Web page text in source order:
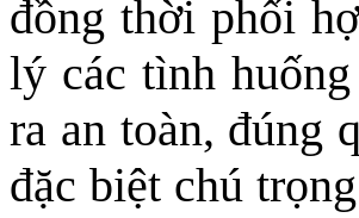
đồng thời phối
lý các tình
ra an toàn, đúng
đặc biệt chú